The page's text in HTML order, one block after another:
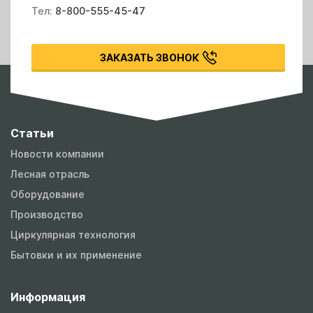
Тел: 8-800-555-45-47
ЗАКАЗАТЬ ЗВОНОК
Статьи
Новости компании
Лесная отрасль
Оборудование
Производство
Циркулярная технология
Бытовки и их применение
Информация